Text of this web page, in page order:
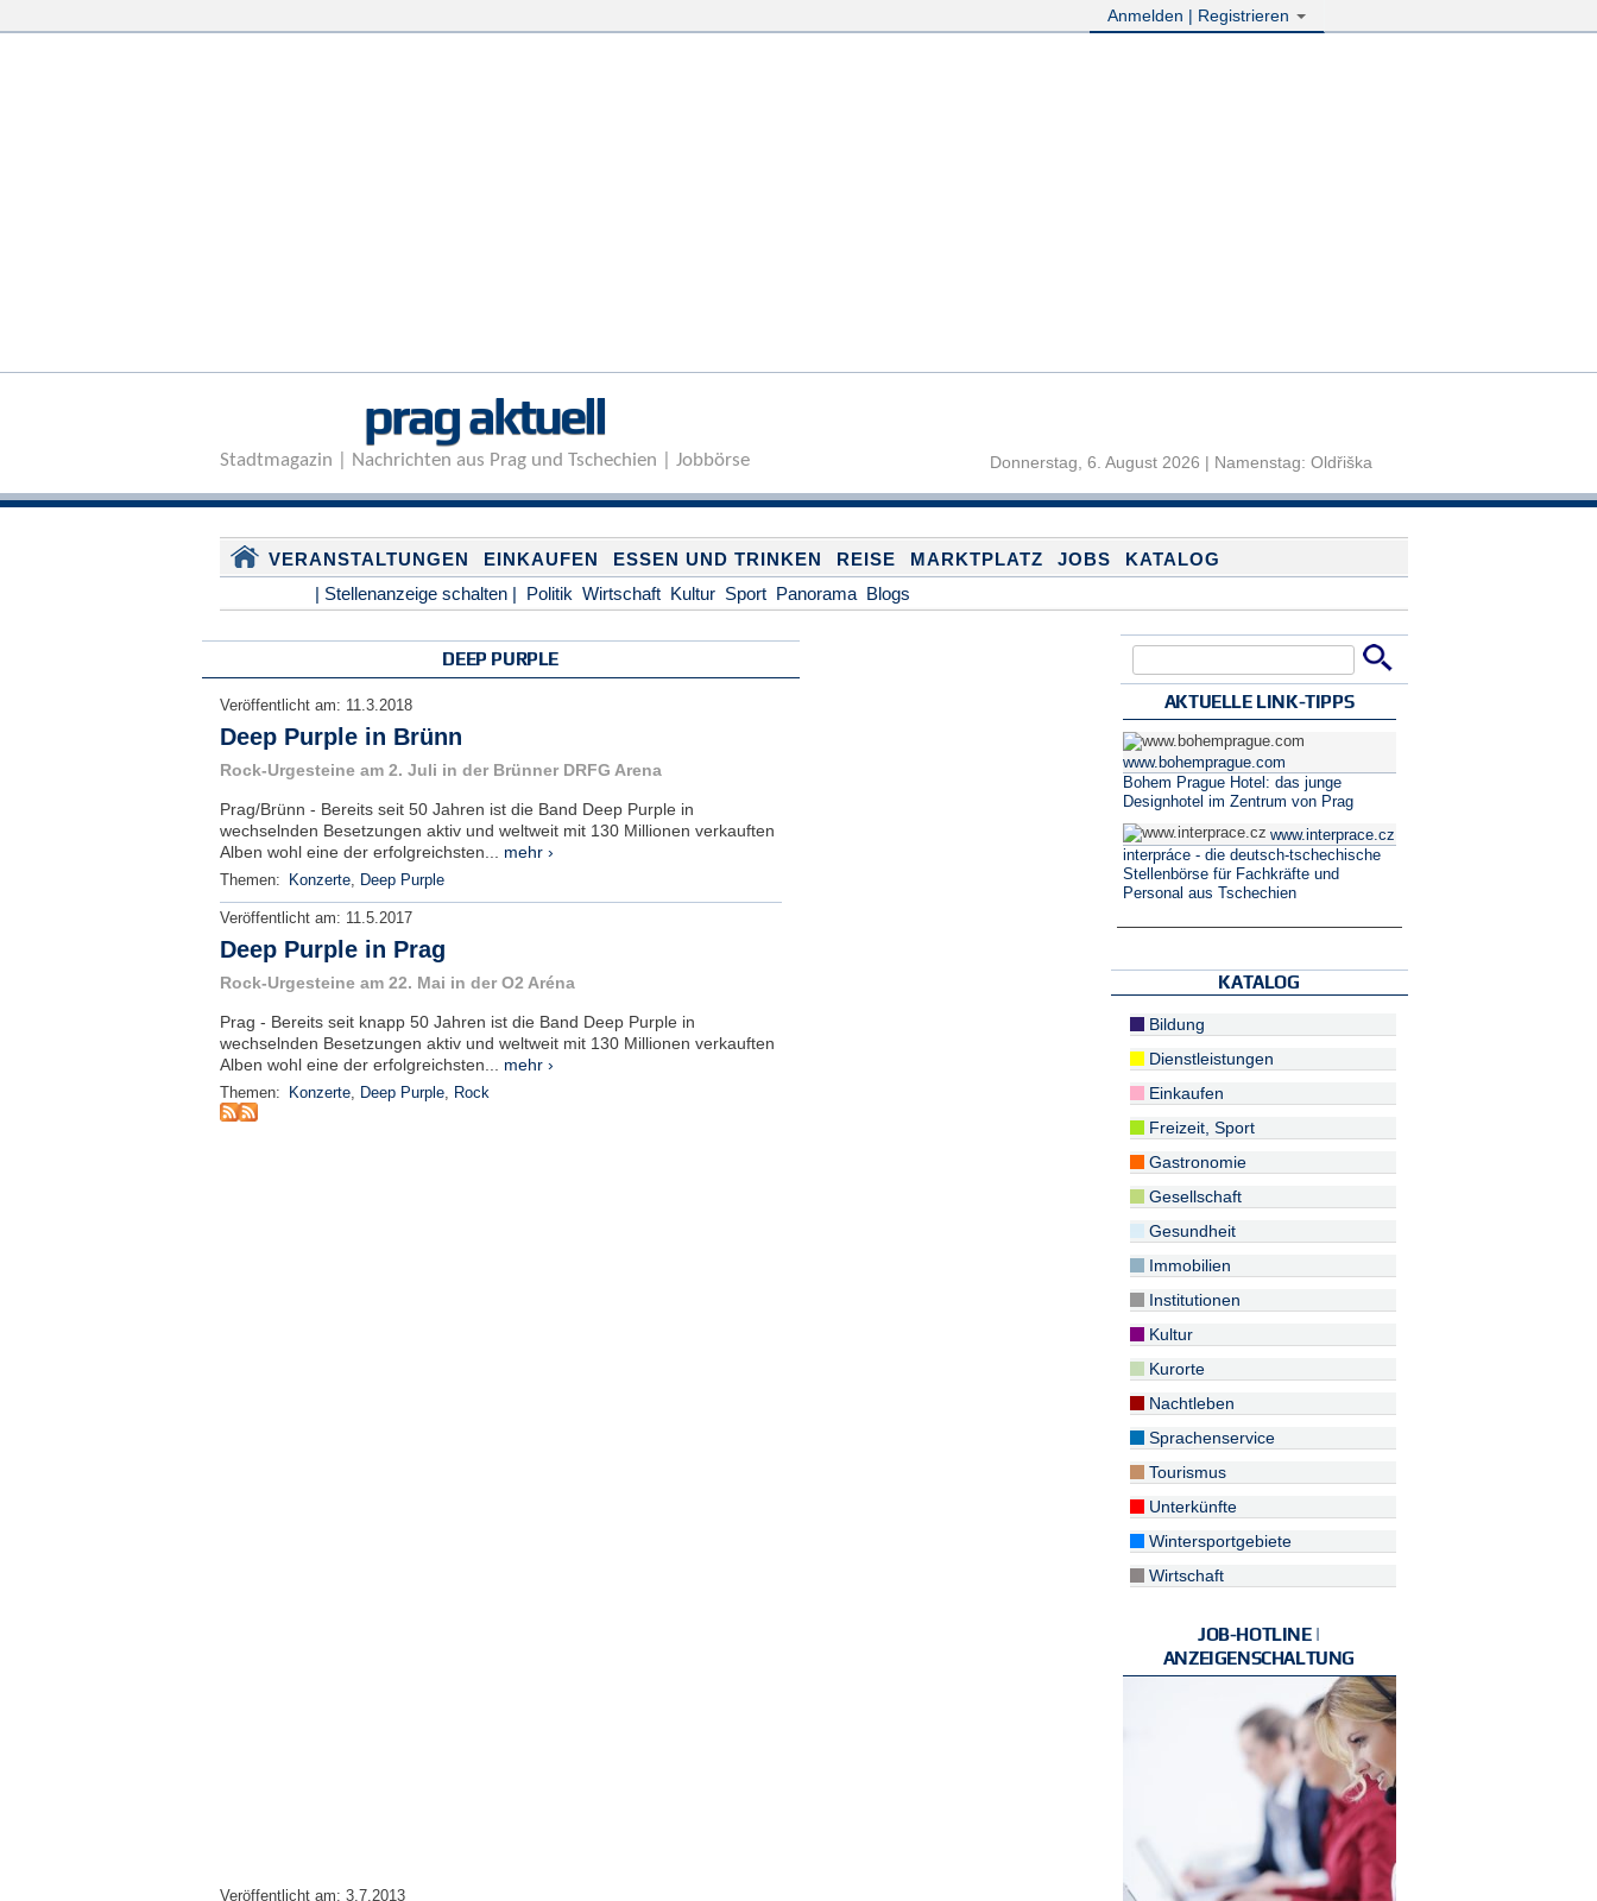
Anmelden | Registrieren
prag aktuell
Stadtmagazin | Nachrichten aus Prag und Tschechien | Jobbörse Donnerstag, 6. August 2026 | Namenstag: Oldřiška
VERANSTALTUNGEN EINKAUFEN ESSEN UND TRINKEN REISE MARKTPLATZ JOBS
KATALOG
| Stellenanzeige schalten | Politik Wirtschaft Kultur Sport Panorama Blogs
DEEP PURPLE
Veröffentlicht am: 11.3.2018
Deep Purple in Brünn
Rock-Urgesteine am 2. Juli in der Brünner DRFG Arena
Prag/Brünn - Bereits seit 50 Jahren ist die Band Deep Purple in
wechselnden Besetzungen aktiv und weltweit mit 130 Millionen verkauften
Alben wohl eine der erfolgreichsten... mehr ›
Themen: Konzerte, Deep Purple
Veröffentlicht am: 11.5.2017
Deep Purple in Prag
Rock-Urgesteine am 22. Mai in der O2 Aréna
Prag - Bereits seit knapp 50 Jahren ist die Band Deep Purple in
wechselnden Besetzungen aktiv und weltweit mit 130 Millionen verkauften
Alben wohl eine der erfolgreichsten... mehr ›
Themen: Konzerte, Deep Purple, Rock
Veröffentlicht am: 3.7.2013
AKTUELLE LINK-TIPPS
www.bohemprague.com
Bohem Prague Hotel: das junge
Designhotel im Zentrum von Prag
www.interprace.cz
interpráce - die deutsch-tschechische
Stellenbörse für Fachkräfte und
Personal aus Tschechien
KATALOG
Bildung
Dienstleistungen
Einkaufen
Freizeit, Sport
Gastronomie
Gesellschaft
Gesundheit
Immobilien
Institutionen
Kultur
Kurorte
Nachtleben
Sprachenservice
Tourismus
Unterkünfte
Wintersportgebiete
Wirtschaft
JOB-HOTLINE |
ANZEIGENSCHALTUNG